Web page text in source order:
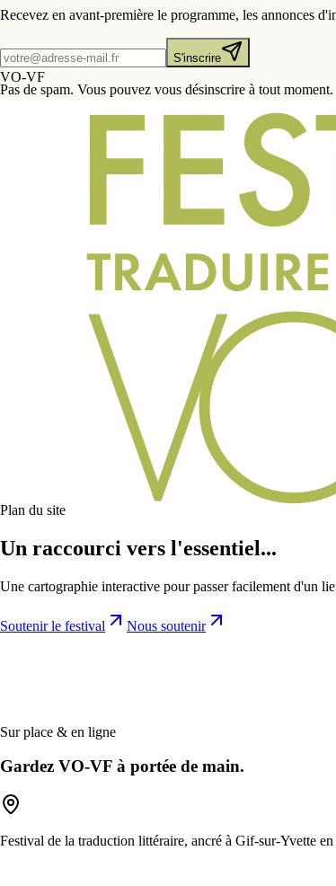
Recevez en avant-première le programme, les annonces
S'inscrire
Pas de spam. Vous pouvez vous désinscrire à tout moment.
VO-VF
Plan du site
Un raccourci vers l'essentiel...
Une cartographie interactive pour passer facilement d'un
Soutenir le festival Nous soutenir
Sur place & en ligne
Gardez VO-VF à portée de main.
Festival de la traduction littéraire, ancré à Gif-sur-Yvette